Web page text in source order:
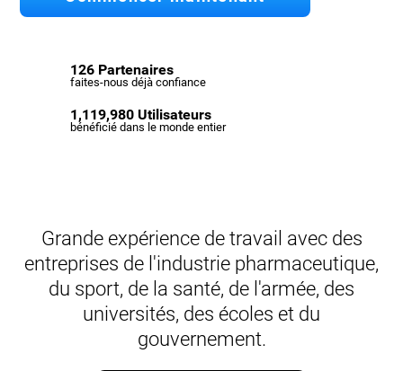
126 Partenaires
faites-nous déjà confiance
1,119,980 Utilisateurs
bénéficié dans le monde entier
Grande expérience de travail avec des
entreprises de l'industrie pharmaceutique,
du sport, de la santé, de l'armée, des
universités, des écoles et du
gouvernement.